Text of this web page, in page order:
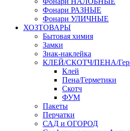
Фонари РАЗНЫЕ
Фонари УЛИЧНЫЕ
ХОЗТОВАРЫ
Бытовая химия
Замки
Знак-наклейка
КЛЕЙ/СКОТЧ/ПЕНА/
Клей
Пена/Герметики
Скотч
ФУМ
Пакеты
Перчатки
САД и ОГОРОД